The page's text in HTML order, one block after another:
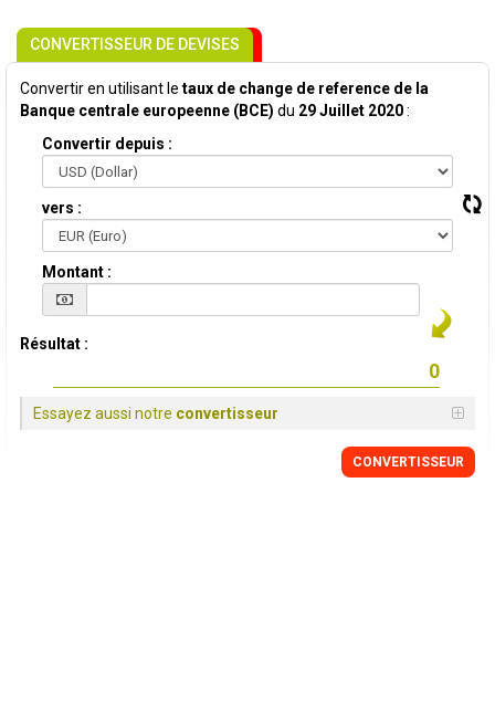
CONVERTISSEUR DE DEVISES
Convertir en utilisant le taux de change de reference de la
Banque centrale europeenne (BCE) du 29 Juillet 2020:
Convertir depuis :
vers :
Montant :
Résultat :
Essayez aussi notre convertisseur
CONVERTISSEUR